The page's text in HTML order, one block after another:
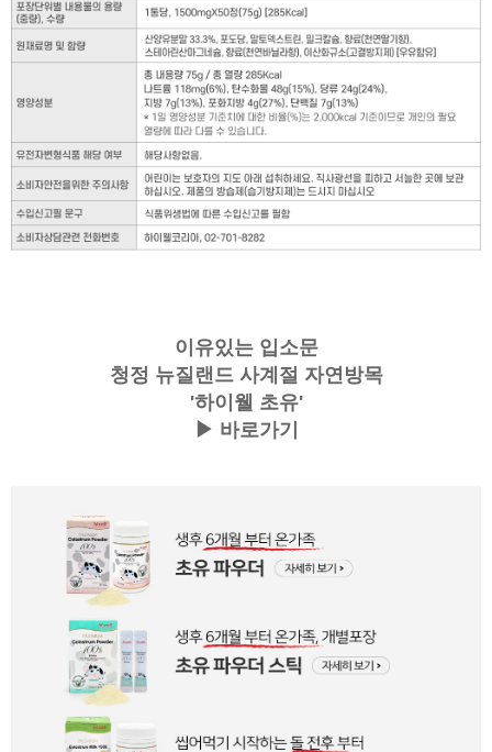
이유있는 입소문
청정 뉴질랜드 사계절 자연방목
'하이웰 초유'
▶ 바로가기